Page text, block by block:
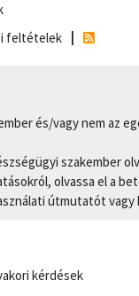
feltételek
és/vagy nem az
szakember
olvassa el a
útmutatót
kérdések